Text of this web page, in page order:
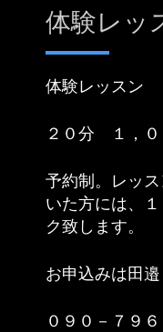
体験レッ
体験レッスン
２０分 １，０
予約制。レッ
いた方には、
ク致します。
お申込みは田
０９０－７９